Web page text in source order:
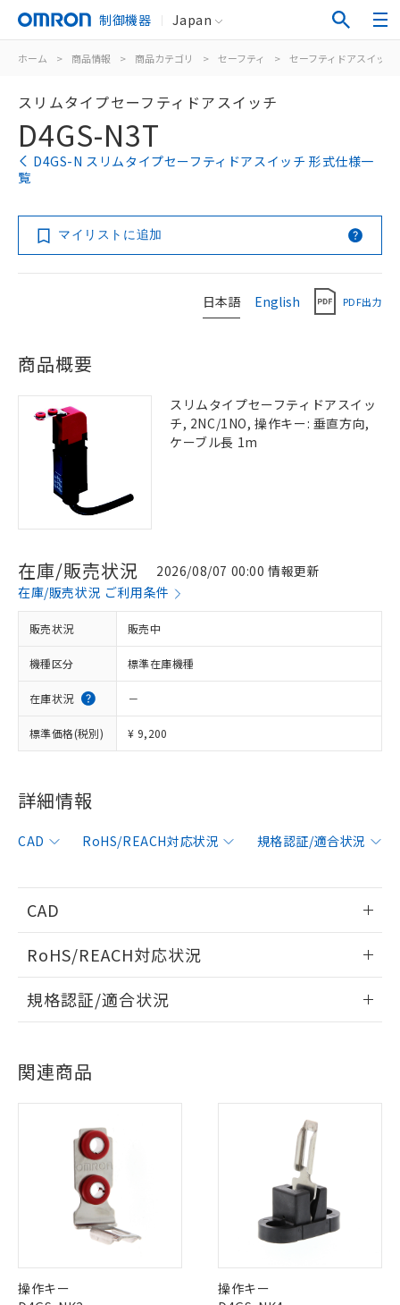
制御機器 Japan
ホーム > 商品情報 > 商品カテゴリ > セーフティ > セーフティドアスイッチ
スリムタイプセーフティドアスイッチ
D4GS-N3T
D4GS-N スリムタイプセーフティドアスイッチ 形式仕様一
覧
マイリストに追加
日本語 English PDF出力
商品概要
スリムタイプセーフティドアスイッ
チ, 2NC/1NO, 操作キー: 垂直方向,
ケーブル長 1m
在庫/販売状況
2026/08/07 00:00 情報更新
在庫/販売状況 ご利用条件
販売状況 販売中
機種区分 標準在庫機種
在庫状況 －
標準価格(税別) ¥ 9,200
詳細情報
CAD RoHS/REACH対応状況 規格認証/適合状況
CAD
ログイン/会員登録いただくと、CADデータをダウンロー
ドすることができます。
ダウンロードデータをご利用いただく前に、以下を必ずお読
みください。
ソフトウェアの使用条件
RoHS/REACH対応状況
EU RoHS 注意事項・凡例
対応状況 ※1
中国 RoHS 注意事項・凡例
中国 RoHS表※1 ※2
規格認証/適合状況
ン営業員または販売店にお問い合わせください。
お問い合わせ
関連商品
操作キー
操作キー
ご利用条件
以下の条件をお読みいただき、同意のうえ
ご利用ください。
本サービスは、当社制御機器事業取扱
商品の当社在庫状況および標準価格
(税抜)を提供させていただくもので
す。
当社制御機器事業取扱商品の中には、
本サービスの対象外となる商品もある
ことをご了承ください。
在庫状況および標準価格照会結果は、
記載している更新日時点での社内デー
タに基づき作成されるものであり、閲
対応済み：EU RoHS指令（10物質）の
非含有に対応した製品が提供可能な商品で
す。
対応予定：EU RoHS指令（10物質）の非含
有に対応した製品に切り替える予定のある
非含有に非対応の商品で、対応品を出す予
調査・確認中：EU RoHS指令（10物質）の
非含有の対応状況を調査中または確認中の
商品です。
非該当品：ライセンス料など無形物で、有
害物質有無と関係のない商品です。
仕入先様の事情により、非含有部品として
いたものが、含有品と判明した場合などや
むを得ず変更することがあります。
鉛(Pb) 1000ppm以下、 水銀(Hg) 1000ppm以下、 カド
※1 中国RoHS○×表
「○」：最大均質材料含有率が中国RoHSの
基準値以下であることを示します。
「×」：最大均質材料含有率が中国RoHSの
基準値を超えていることを示します。
「－」：未確認です。当社販売部門へお問
*中国RoHS10物質の基準値 (GB/T26572)：
当社は、これら貴社製品のうち、外国
為替および外国貿易法に定める商品
または国外への提供する場合は、日本
国政府の輸出許可(または役務取引許